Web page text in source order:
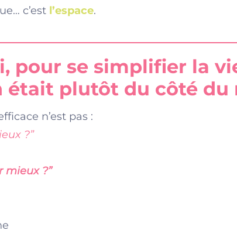
c’est l’espace.
pour se simplifier la
était plutôt du côté du
n’est pas :
?”
mieux ?”